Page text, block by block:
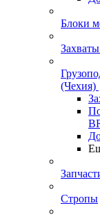
Блоки
(Чехия)
Стропы